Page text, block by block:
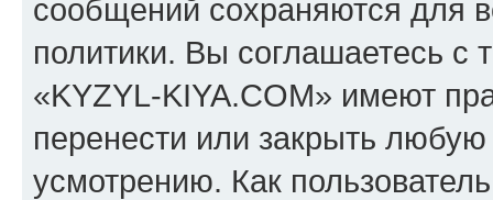
сообщений сохраняются для
политики. Вы соглашаетесь
«KYZYL-KIYA.COM» имеют
перенести или закрыть
усмотрению. Как